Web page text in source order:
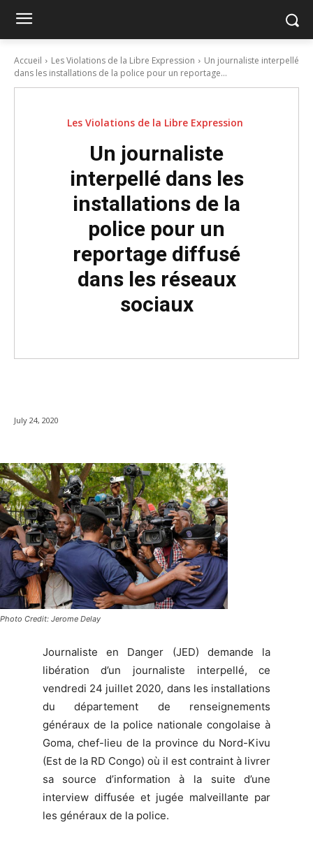
Accueil Les Violations de la Libre Expression
Un journaliste interpellé
dans les installations de la police pour un reportage...
Les Violations de la Libre Expression
Un journaliste
interpellé dans les
installations de la
police pour un
reportage diffusé
dans les réseaux
sociaux
July 24, 2020
Photo Credit: Jerome Delay
Journaliste en Danger (JED) demande la
libération d’un journaliste interpellé, ce
vendredi 24 juillet 2020, dans les installations
du département de renseignements
généraux de la police nationale congolaise à
Goma, chef-lieu de la province du Nord-Kivu
(Est de la RD Congo) où il est contraint à livrer
sa source d’information à la suite d’une
interview diffusée et jugée malveillante par
les généraux de la police.